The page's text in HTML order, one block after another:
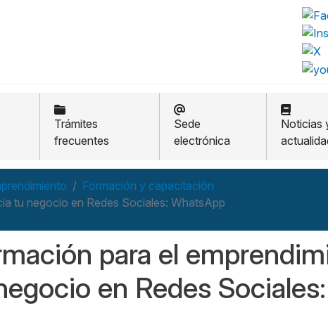
Trámites
frecuentes
Sede
electrónica
Noticias
Formación y capacitación
tu negocio en Redes Sociales: WhatsApp
para el
en Redes